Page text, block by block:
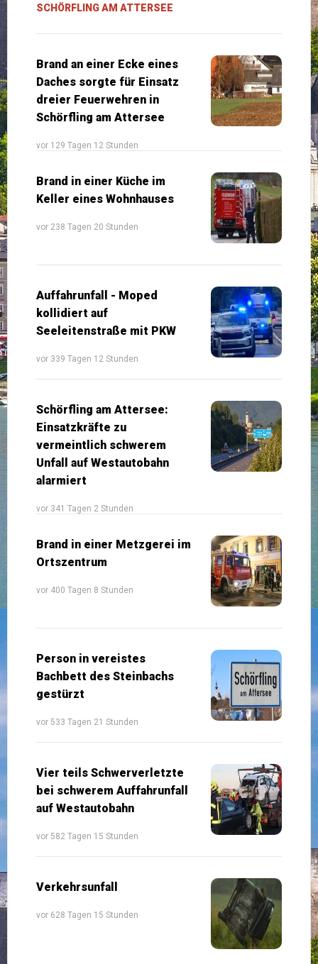
SCHÖRFLING AM ATTERSEE
Brand an einer Ecke eines
Daches sorgte für Einsatz
dreier Feuerwehren in
Schörfling am Attersee
vor 129 Tagen 12 Stunden
Brand in einer Küche im
Keller eines Wohnhauses
vor 238 Tagen 20 Stunden
Auffahrunfall - Moped
kollidiert auf
Seeleitenstraße mit PKW
vor 339 Tagen 12 Stunden
Schörfling am Attersee:
Einsatzkräfte zu
vermeintlich schwerem
Unfall auf Westautobahn
alarmiert
vor 341 Tagen 2 Stunden
Brand in einer Metzgerei im
Ortszentrum
vor 400 Tagen 8 Stunden
Person in vereistes
Bachbett des Steinbachs
gestürzt
vor 533 Tagen 21 Stunden
Vier teils Schwerverletzte
bei schwerem Auffahrunfall
auf Westautobahn
vor 582 Tagen 15 Stunden
Verkehrsunfall
vor 628 Tagen 15 Stunden